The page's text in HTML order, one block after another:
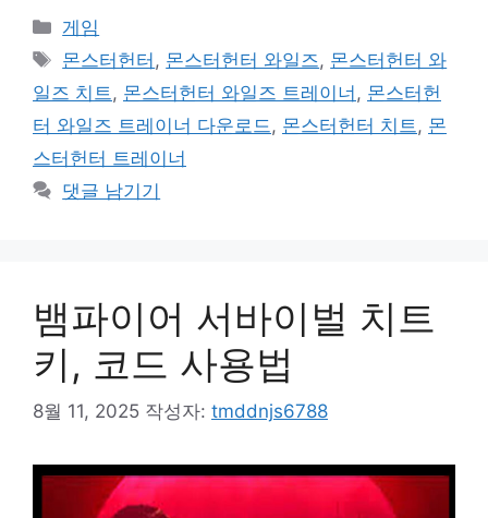
카
테
리
게임
태
그
몬스터헌터 , 몬스터헌터 와일즈 , 몬스터헌터 와
일즈 치트 , 몬스터헌터 와일즈 트레이너 , 몬스터헌
터 와일즈 트레이너 다운로드 , 몬스터헌터 치트 , 몬
스터헌터 트레이너
댓글 남기기
뱀파이어 서바이벌 치트
키, 코드 사용법
8월 11, 2025 작성자: tmddnjs6788